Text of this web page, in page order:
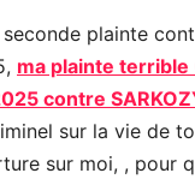
plainte
ma plainte terrible
contre
sur la vie de
sur moi, , pour